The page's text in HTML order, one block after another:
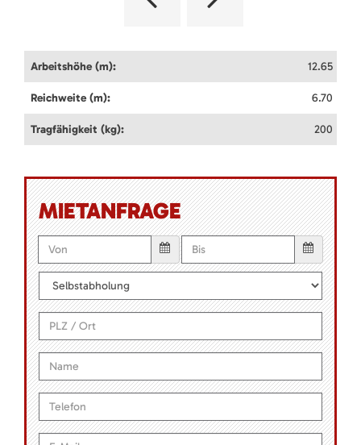
Arbeitshöhe (m): 12.65
Reichweite (m): 6.70
Tragfähigkeit (kg): 200
MIETANFRAGE